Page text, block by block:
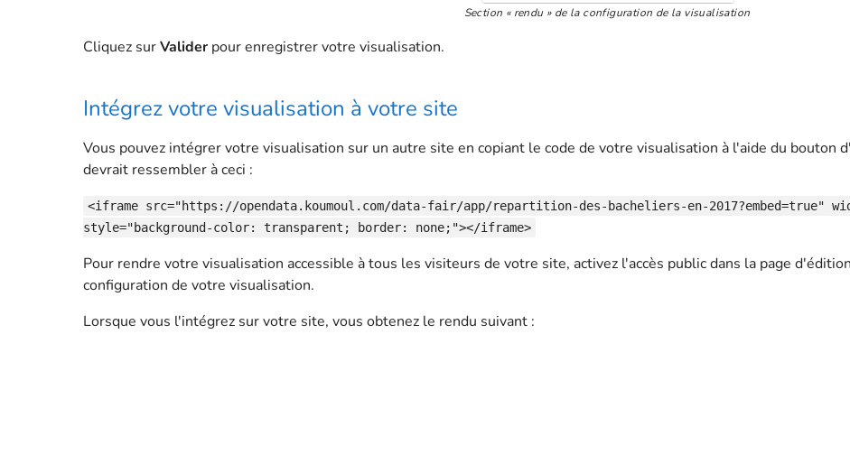
Section « rendu » de la configuration de la visualisation
Cliquez surValiderpour enregistrer votre visualisation.
Intégrez votre visualisation à votre site
Vous pouvez intégrer votre visualisation sur un autre site en copiant le code de votre visualisation à l'aide du bouton
devrait ressembler à ceci :
<iframe src="https://opendata.koumoul.com/data-fair/app/repartition-des-bacheliers-en-2017?embed=true"
style="background-color: transparent; border: none;"></iframe>
Pour rendre votre visualisation accessible à tous les visiteurs de votre site, activez l'accès public dans la page
configuration de votre visualisation.
Lorsque vous l'intégrez sur votre site, vous obtenez le rendu suivant :